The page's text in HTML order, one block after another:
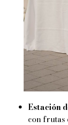
Estación
con frutas